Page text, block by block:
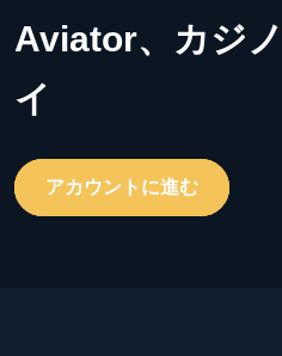
Aviator、カジ
イ
アカウントに進む